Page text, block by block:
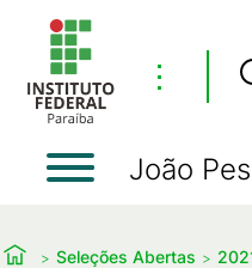
⋮
João
Seleções Abertas